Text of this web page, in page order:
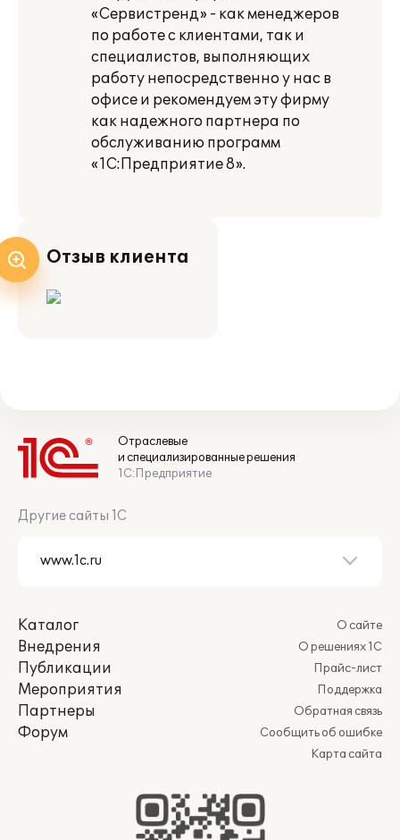
«Сервистренд» - как менеджеров
по работе с клиентами, так и
специалистов, выполняющих
работу непосредственно у нас в
офисе и рекомендуем эту фирму
как надежного партнера по
обслуживанию программ
«1С:Предприятие 8».
Отзыв клиента
Отраслевые
и специализированные решения
1С:Предприятие
Другие сайты 1С
Каталог
Внедрения
Публикации
Мероприятия
Партнеры
Форум
О сайте
О решениях 1С
Прайс-лист
Поддержка
Обратная связь
Сообщить об ошибке
Карта сайта